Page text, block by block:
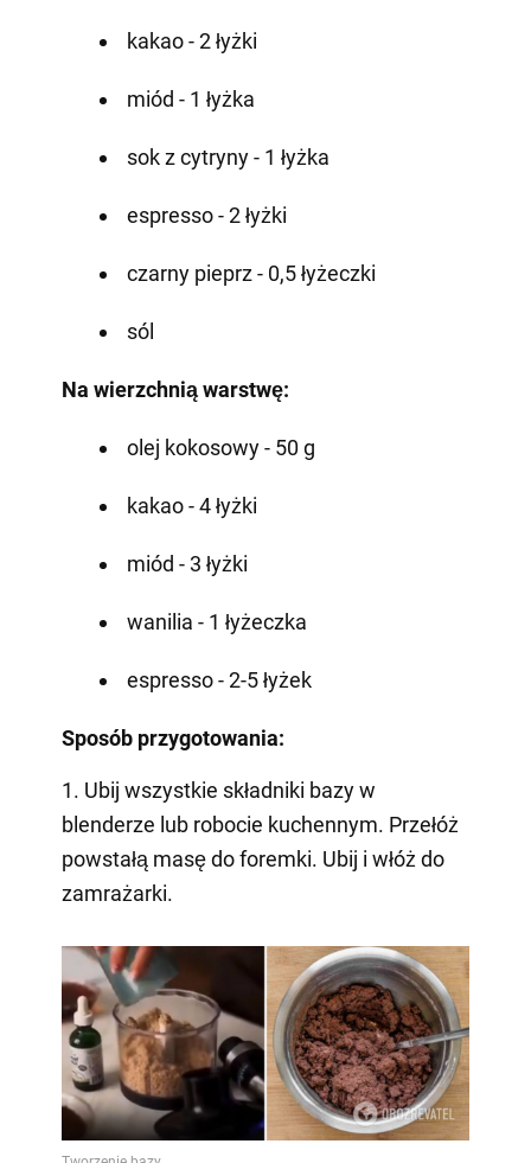
kakao - 2 łyżki
miód - 1 łyżka
sok z cytryny - 1 łyżka
espresso - 2 łyżki
czarny pieprz - 0,5 łyżeczki
sól
Na wierzchnią warstwę:
olej kokosowy - 50 g
kakao - 4 łyżki
miód - 3 łyżki
wanilia - 1 łyżeczka
espresso - 2-5 łyżek
Sposób przygotowania:
1. Ubij wszystkie składniki bazy w
blenderze lub robocie kuchennym. Przełóż
powstałą masę do foremki. Ubij i włóż do
zamrażarki.